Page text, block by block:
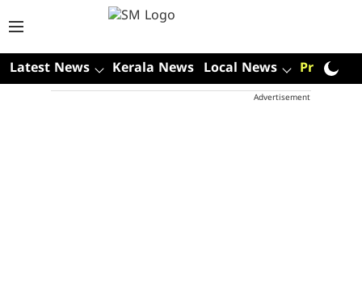
Latest News Kerala News Local News Premium
Advertisement